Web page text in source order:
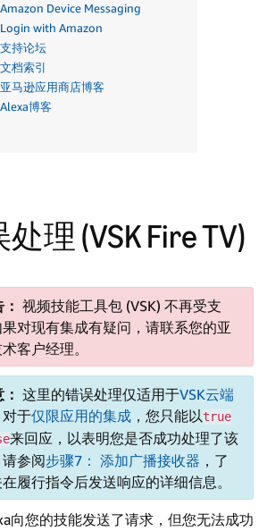
Amazon Device Messaging
Login with Amazon
支持论坛
文档索引
亚马逊应用商店博客
Alexa博客
理 (VSK Fire TV)
视频技能工具包 (VSK) 不再受支
对现有集成有疑问，请联系您的亚
客户经理。
这里的错误处理仅适用于VSK云端
于仅限应用的集成，您只能以true
来回应，以表明您是否成功处理了该
参阅步骤7： 添加广播接收器 ，了
履行指令后发送响应的详细信息。
向您的技能发送了请求，但您无法成功